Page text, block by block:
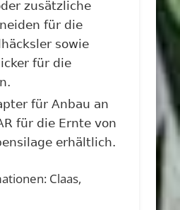
zusätzliche
für die
sowie
für die
für Anbau an
für die Ernte von
erhältlich.
Claas,